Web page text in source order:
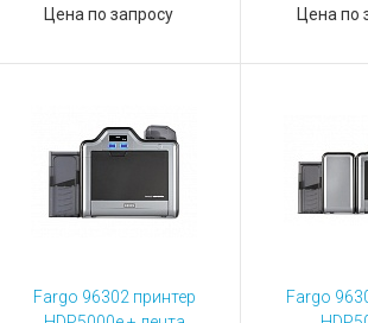
Цена по запросу Цена по
Fargo 96302 принтер
Fargo